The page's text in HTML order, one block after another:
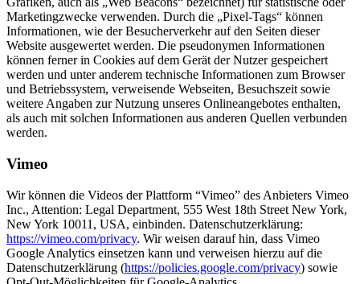
Marketingzwecke verwenden. Durch die „Pixel-Tags“ können
Informationen, wie der Besucherverkehr auf den Seiten dieser
Website ausgewertet werden. Die pseudonymen Informationen
können ferner in Cookies auf dem Gerät der Nutzer gespeichert
werden und unter anderem technische Informationen zum Browser
und Betriebssystem, verweisende Webseiten, Besuchszeit sowie
weitere Angaben zur Nutzung unseres Onlineangebotes enthalten,
als auch mit solchen Informationen aus anderen Quellen verbunden
werden.
Vimeo
Wir können die Videos der Plattform “Vimeo” des Anbieters Vimeo
Inc., Attention: Legal Department, 555 West 18th Street New York,
New York 10011, USA, einbinden. Datenschutzerklärung:
https://vimeo.com/privacy. Wir weisen darauf hin, dass Vimeo
Google Analytics einsetzen kann und verweisen hierzu auf die
Datenschutzerklärung (https://policies.google.com/privacy) sowie